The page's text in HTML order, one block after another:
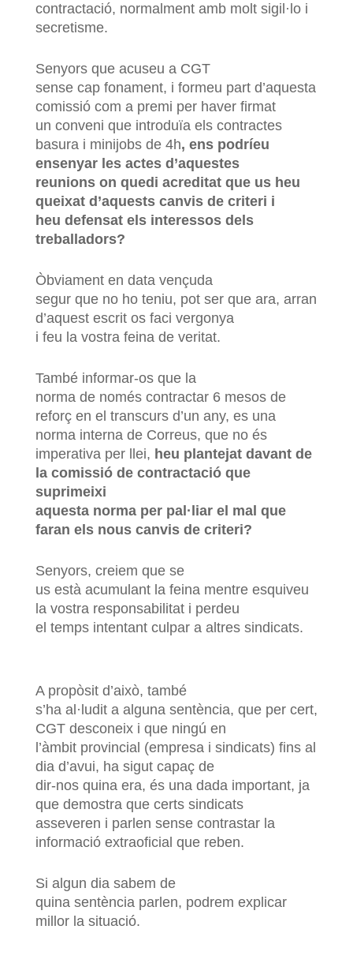
contractació, normalment amb molt sigil·lo i
secretisme.
Senyors que acuseu a CGT
sense cap fonament, i formeu part d’aquesta
comissió com a premi per haver firmat
un conveni que introduïa els contractes
basura i minijobs de 4h, ens podríeu
ensenyar les actes d’aquestes
reunions on quedi acreditat que us heu
queixat d’aquests canvis de criteri i
heu defensat els interessos dels
treballadors?
Òbviament en data vençuda
segur que no ho teniu, pot ser que ara, arran
d’aquest escrit os faci vergonya
i feu la vostra feina de veritat.
També informar-os que la
norma de només contractar 6 mesos de
reforç en el transcurs d’un any, es una
norma interna de Correus, que no és
imperativa per llei, heu plantejat davant de
la comissió de contractació que
suprimeixi
aquesta norma per pal·liar el mal que
faran els nous canvis de criteri?
Senyors, creiem que se
us està acumulant la feina mentre esquiveu
la vostra responsabilitat i perdeu
el temps intentant culpar a altres sindicats.
A propòsit d’això, també
s’ha al·ludit a alguna sentència, que per cert,
CGT desconeix i que ningú en
l’àmbit provincial (empresa i sindicats) fins al
dia d’avui, ha sigut capaç de
dir-nos quina era, és una dada important, ja
que demostra que certs sindicats
asseveren i parlen sense contrastar la
informació extraoficial que reben.
Si algun dia sabem de
quina sentència parlen, podrem explicar
millor la situació.